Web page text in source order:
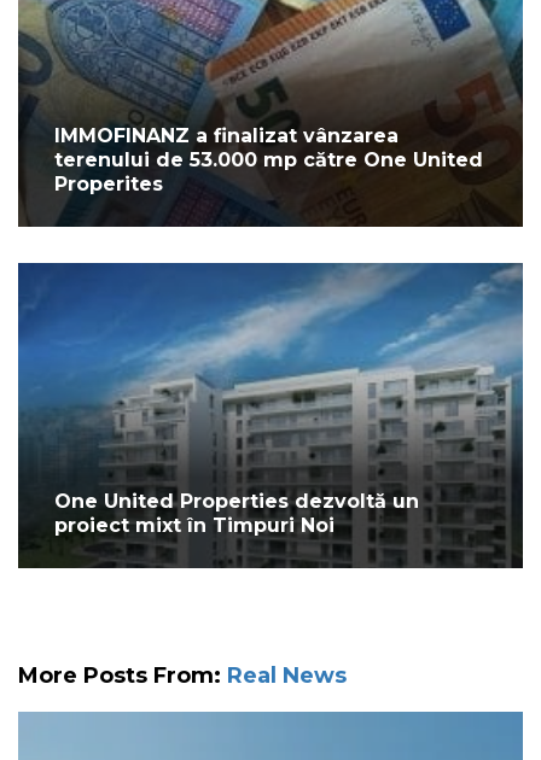
IMMOFINANZ a finalizat vânzarea
terenului de 53.000 mp către One United
Properites
One United Properties dezvoltă un
proiect mixt în Timpuri Noi
More Posts From: Real News